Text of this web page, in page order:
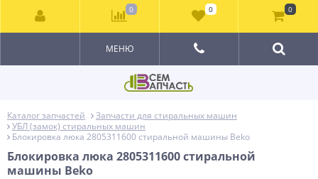
МЕНЮ
Каталог запчастей
Запчасти для стиральных машин
УБЛ (замок) стиральных машин
Блокировка люка 2805311600 стиральной машины Beko
Блокировка люка 2805311600 стиральной
машины Beko
0 0 0